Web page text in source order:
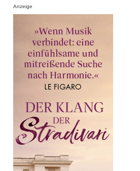
Anzeige